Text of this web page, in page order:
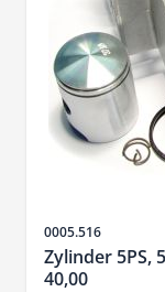
SKU
0005.516
Zylinder 5PS,
40,00